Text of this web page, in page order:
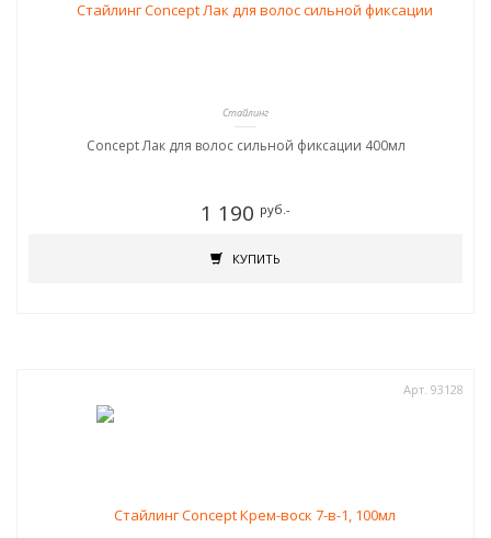
Стайлинг
Concept Лак для волос сильной фиксации 400мл
1 190 руб.-
КУПИТЬ
Арт. 93128